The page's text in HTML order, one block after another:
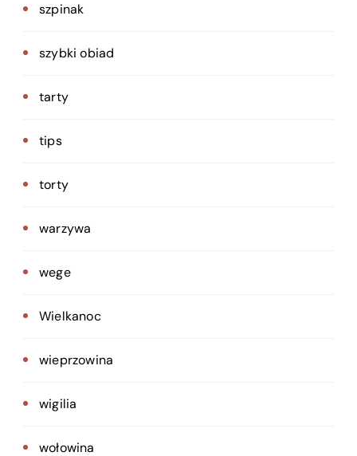
szpinak
szybki obiad
tarty
tips
torty
warzywa
wege
Wielkanoc
wieprzowina
wigilia
wołowina